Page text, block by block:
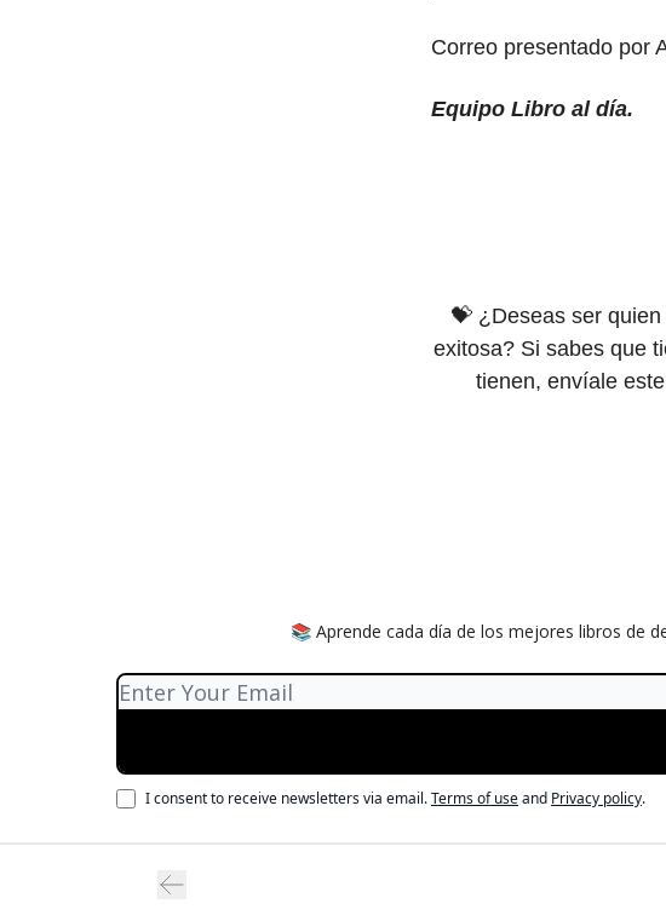
Correo presentado por
Equipo Libro al día.
💝 ¿Deseas ser
exitosa? Si sabes que
tienen, envíale
📚 Aprende cada día de los mejores libros de
I consent to receive newsletters via email.Terms of useand Privacy policy.